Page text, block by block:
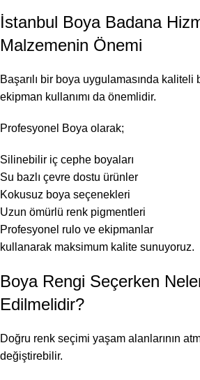
İstanbul Boya Badana
Malzemenin Önemi
Başarılı bir boya uygulamasında kaliteli
ekipman kullanımı da önemlidir.
Profesyonel Boya olarak;
Silinebilir iç cephe boyaları
Su bazlı çevre dostu ürünler
Kokusuz boya seçenekleri
Uzun ömürlü renk pigmentleri
Profesyonel rulo ve ekipmanlar
kullanarak maksimum kalite sunuyoruz.
Boya Rengi Seçerken
Edilmelidir?
Doğru renk seçimi yaşam alanlarının
değiştirebilir.